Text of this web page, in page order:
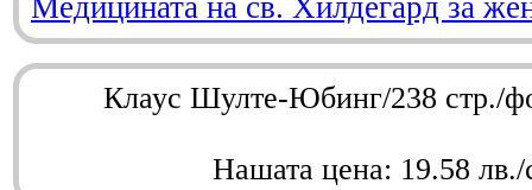
Медицината на св. Хилдегард за
Клаус Шулте-Юбинг/238 стр./
Нашата цена: 19.58 лв./